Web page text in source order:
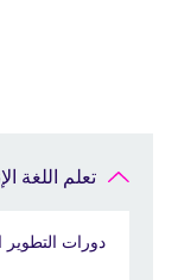
تعلم اللغة
دورات التطوير